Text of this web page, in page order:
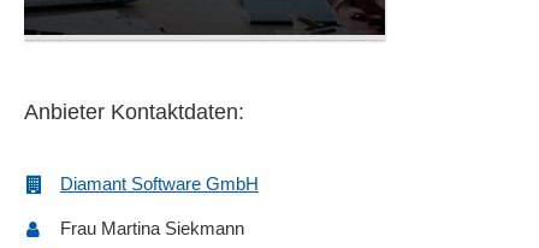
Anbieter Kontaktdaten:
Diamant Software GmbH
Frau Martina Siekmann